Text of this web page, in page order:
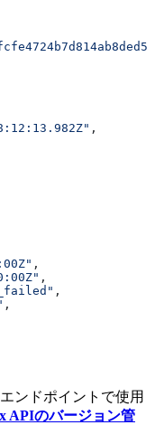
,
,
,
,
,
ンドポイントで使用
APIのバージョン管